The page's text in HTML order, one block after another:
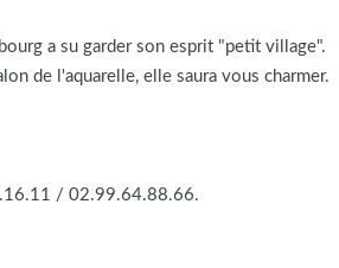
a su garder son esprit "petit village".
de l'aquarelle, elle saura vous charmer.
/ 02.99.64.88.66.